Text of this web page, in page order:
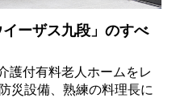
ーザス九段」のすべ
護付有料老人ホームをレ
災設備、熟練の料理長に